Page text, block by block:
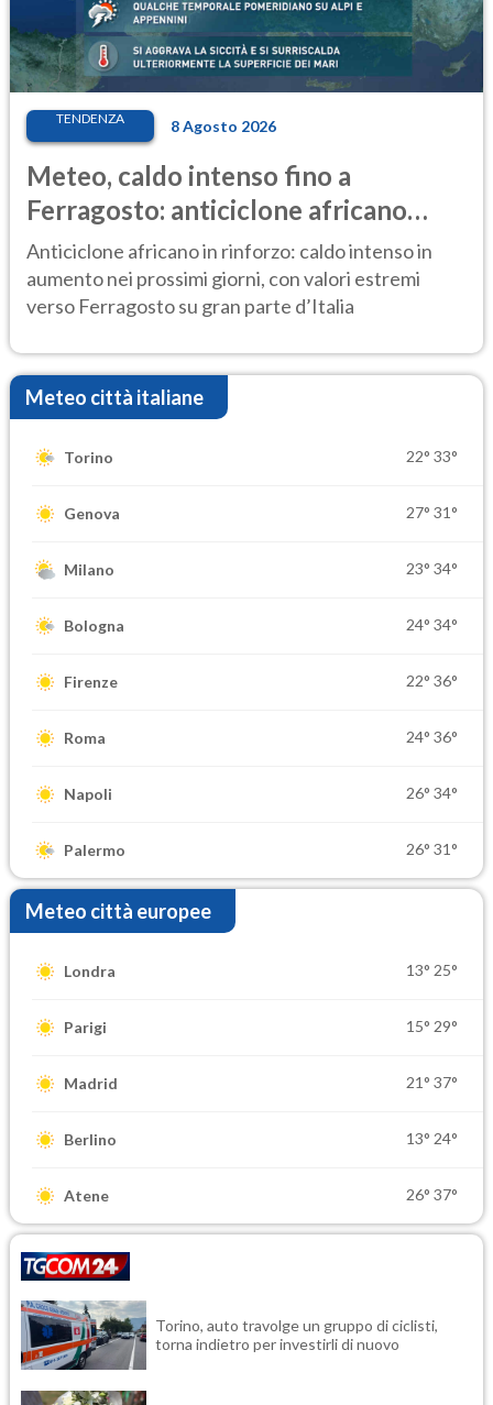
TENDENZA 8 Agosto 2026
Meteo, caldo intenso fino a
Ferragosto: anticiclone africano
ancora protagonista
Anticiclone africano in rinforzo: caldo intenso in
aumento nei prossimi giorni, con valori estremi
verso Ferragosto su gran parte d’Italia
Meteo città italiane
Torino 22° 33°
Genova 27° 31°
Milano 23° 34°
Bologna 24° 34°
Firenze 22° 36°
Roma 24° 36°
Napoli 26° 34°
Palermo 26° 31°
Meteo città europee
Londra 13° 25°
Parigi 15° 29°
Madrid 21° 37°
Berlino 13° 24°
Atene 26° 37°
Torino, auto travolge un gruppo di ciclisti,
torna indietro per investirli di nuovo